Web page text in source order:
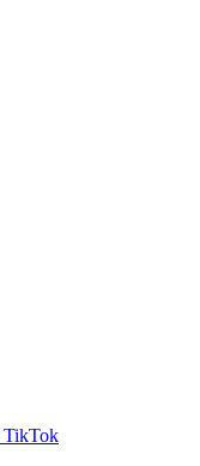
TikTok